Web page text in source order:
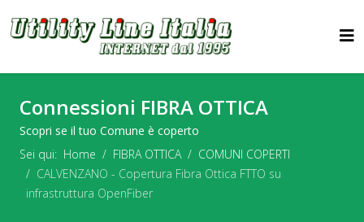
Connessioni FIBRA OTTICA
Scopri se il tuo Comune è coperto
Sei qui: Home FIBRA OTTICA
COMUNI COPERTI
CALVENZANO - Copertura Fibra Ottica FTTO su
infrastruttura OpenFiber